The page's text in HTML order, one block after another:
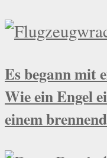
Es begann mit
Wie ein Engel
einem